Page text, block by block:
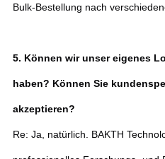
Bulk-Bestellung nach
5. Können wir unser eigenes
haben? Können Sie
akzeptieren?
Re: Ja, natürlich. BAKTH